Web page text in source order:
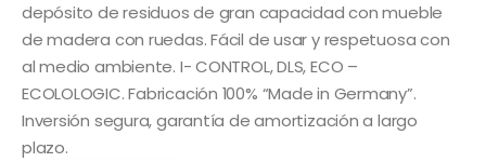
depósito de residuos de gran capacidad con mueble
de madera con ruedas. Fácil de usar y respetuosa con
al medio ambiente. I- CONTROL, DLS, ECO –
ECOLOLOGIC. Fabricación 100% “Made in Germany”.
Inversión segura, garantía de amortización a largo
plazo.